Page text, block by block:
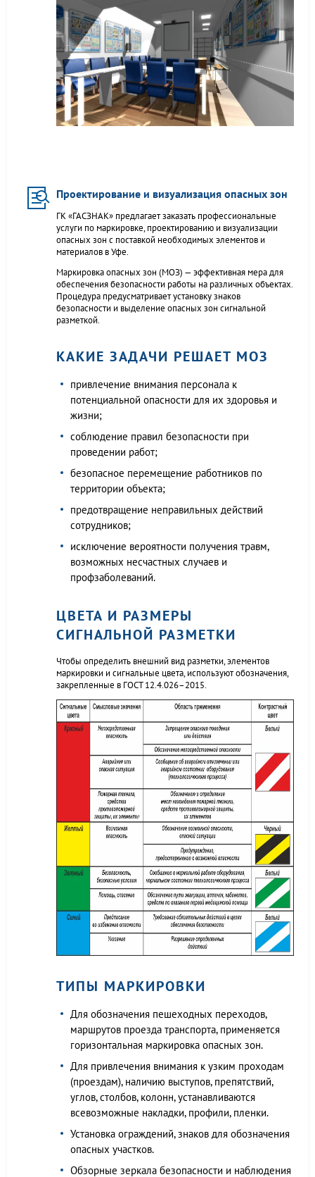
Проектирование и визуализация опасных зон
ГК «ГАСЗНАК» предлагает заказать профессиональные
услуги по маркировке, проектированию и визуализации
опасных зон с поставкой необходимых элементов и
материалов в Уфе.
Маркировка опасных зон (МОЗ) — эффективная мера для
обеспечения безопасности работы на различных объектах.
Процедура предусматривает установку знаков
безопасности и выделение опасных зон сигнальной
разметкой.
КАКИЕ ЗАДАЧИ РЕШАЕТ МОЗ
привлечение внимания персонала к
потенциальной опасности для их здоровья и
жизни;
соблюдение правил безопасности при
проведении работ;
безопасное перемещение работников по
территории объекта;
предотвращение неправильных действий
сотрудников;
исключение вероятности получения травм,
возможных несчастных случаев и
профзаболеваний.
ЦВЕТА И РАЗМЕРЫ
СИГНАЛЬНОЙ РАЗМЕТКИ
Чтобы определить внешний вид разметки, элементов
маркировки и сигнальные цвета, используют обозначения,
закрепленные в ГОСТ 12.4.026–2015.
ТИПЫ МАРКИРОВКИ
Для обозначения пешеходных переходов,
маршрутов проезда транспорта, применяется
горизонтальная маркировка опасных зон.
Для привлечения внимания к узким проходам
(проездам), наличию выступов, препятствий,
углов, столбов, колонн, устанавливаются
всевозможные накладки, профили, пленки.
Установка ограждений, знаков для обозначения
опасных участков.
Обзорные зеркала безопасности и наблюдения